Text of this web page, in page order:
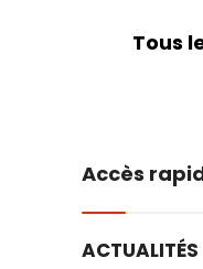
Tous
Accès
ACTUALITÉS